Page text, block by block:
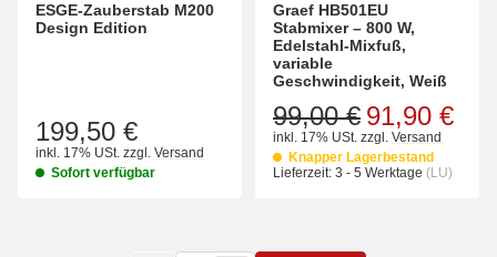
ESGE-Zauberstab M200
Design Edition
199,50 €
inkl. 17% USt. zzgl. Versand
Sofort verfügbar
Graef HB501EU
Stabmixer – 800 W,
Edelstahl-Mixfuß,
variable
Geschwindigkeit, Weiß
91,90 €
99,00 €
inkl. 17% USt. zzgl. Versand
Knapper Lagerbestand
Lieferzeit: 3 - 5 Werktage (LU)